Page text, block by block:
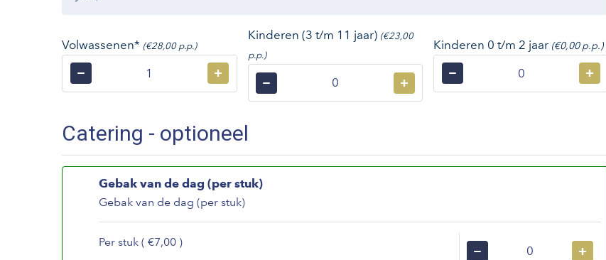
Volwassenen* (€28,00 p.p.)
− +
Kinderen (3 t/m 11 jaar) (€23,00
p.p.)
− +
Kinderen 0 t/m 2 jaar (€0,00 p.p.)
− +
Catering - optioneel
Gebak van de dag (per stuk)
Gebak van de dag (per stuk)
Per stuk ( €7,00 )
− +